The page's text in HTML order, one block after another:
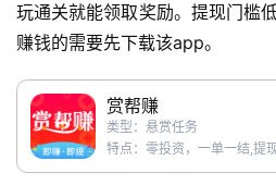
玩通关就能领取奖励。提现门槛
赚钱的需要先下载该app。
赏帮赚
类型：悬赏任务
特点：零投资，一单一结,提